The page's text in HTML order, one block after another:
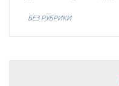
БЕЗ РУБРИКИ